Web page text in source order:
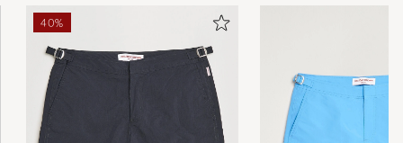
Jahre am Pool inspiriert sind, aber auch von ikonischen
Fotografien der Motive der französischen Riviera und von
Palm Beach, die Sie auf einigen der Bademode der Marke
finden.
40%